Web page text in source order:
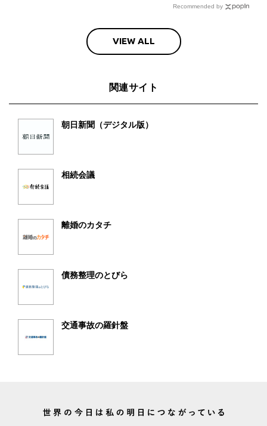
Recommended by
VIEW ALL
関連サイト
朝日新聞（デジタル版）
相続会議
離婚のカタチ
債務整理のとびら
交通事故の羅針盤